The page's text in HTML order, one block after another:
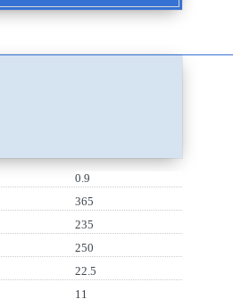
0.9
365
235
250
22.5
11